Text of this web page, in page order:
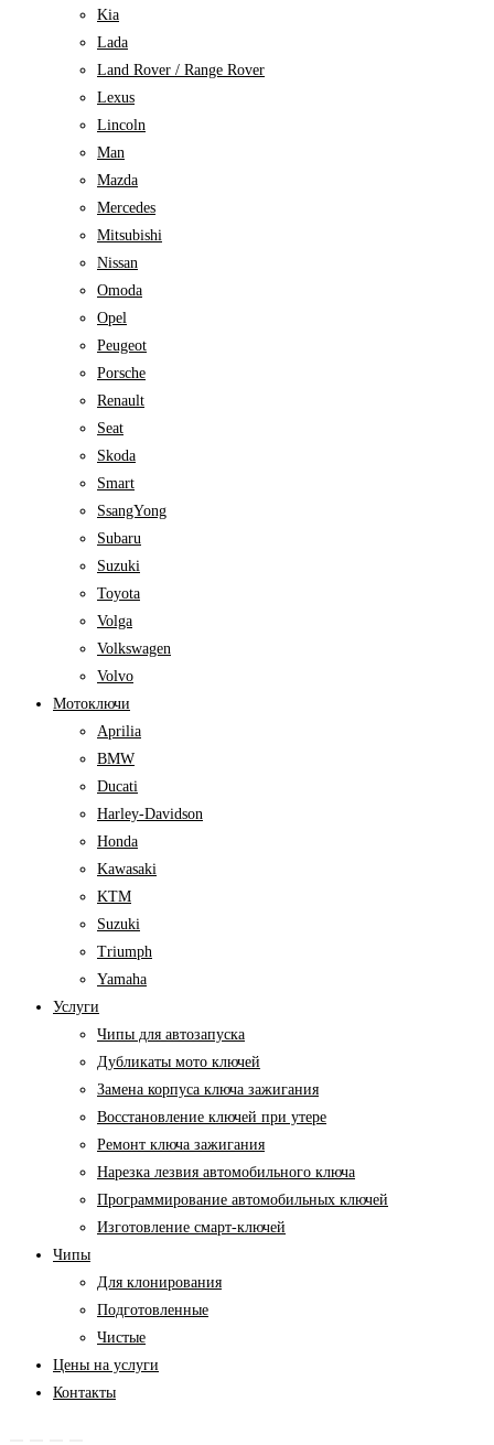
Kia
Lada
Land Rover / Range Rover
Lexus
Lincoln
Man
Mazda
Mercedes
Mitsubishi
Nissan
Omoda
Opel
Peugeot
Porsche
Renault
Seat
Skoda
Smart
SsangYong
Subaru
Suzuki
Toyota
Volga
Volkswagen
Volvo
Мотоключи
Aprilia
BMW
Ducati
Harley-Davidson
Honda
Kawasaki
KTM
Suzuki
Triumph
Yamaha
Услуги
Чипы для автозапуска
Дубликаты мото ключей
Замена корпуса ключа зажигания
Восстановление ключей при утере
Ремонт ключа зажигания
Нарезка лезвия автомобильного ключа
Программирование автомобильных ключей
Изготовление смарт-ключей
Чипы
Для клонирования
Подготовленные
Чистые
Цены на услуги
Контакты